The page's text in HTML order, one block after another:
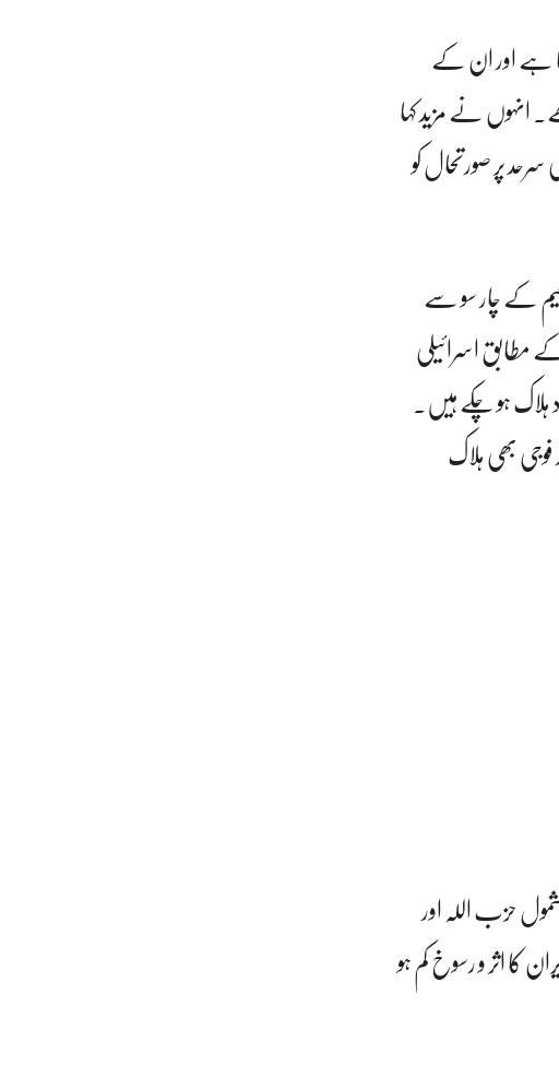
ہے اور ان کے
انہوں نے مزید کہا
پر صورتحال کو
کے چار سو سے
مطابق اسرائیلی
ہلاک ہو چکے ہیں۔
بھی ہلاک
حزب اللہ اور
کا اثر و رسوخ کم ہو